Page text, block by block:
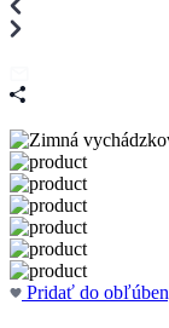
Pridať do